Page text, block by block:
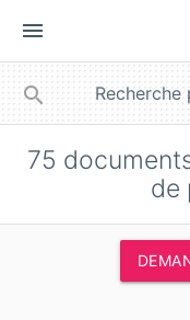
menu
search
75
de